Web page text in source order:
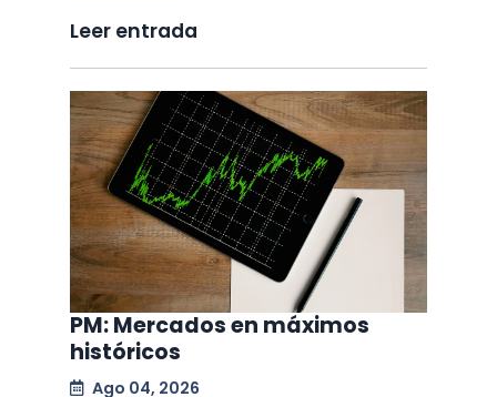
Leer entrada
PM: Mercados en máximos
históricos
Ago 04, 2026